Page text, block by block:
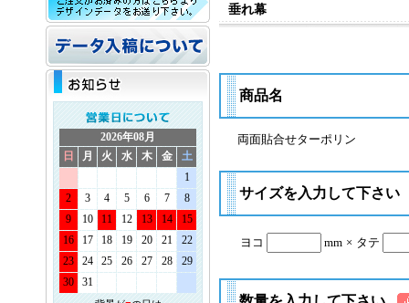
2026年08月
日
月 火 水 木 金
土
1
2
3 4 5 6 7
8
9
10 11 12 13 14
15
16
17 18 19 20 21
22
23
24 25 26 27 28
29
30
31
垂れ幕
商品名
両面貼合せターポリン
サイズを入力して下さい
ヨコ mm × タテ